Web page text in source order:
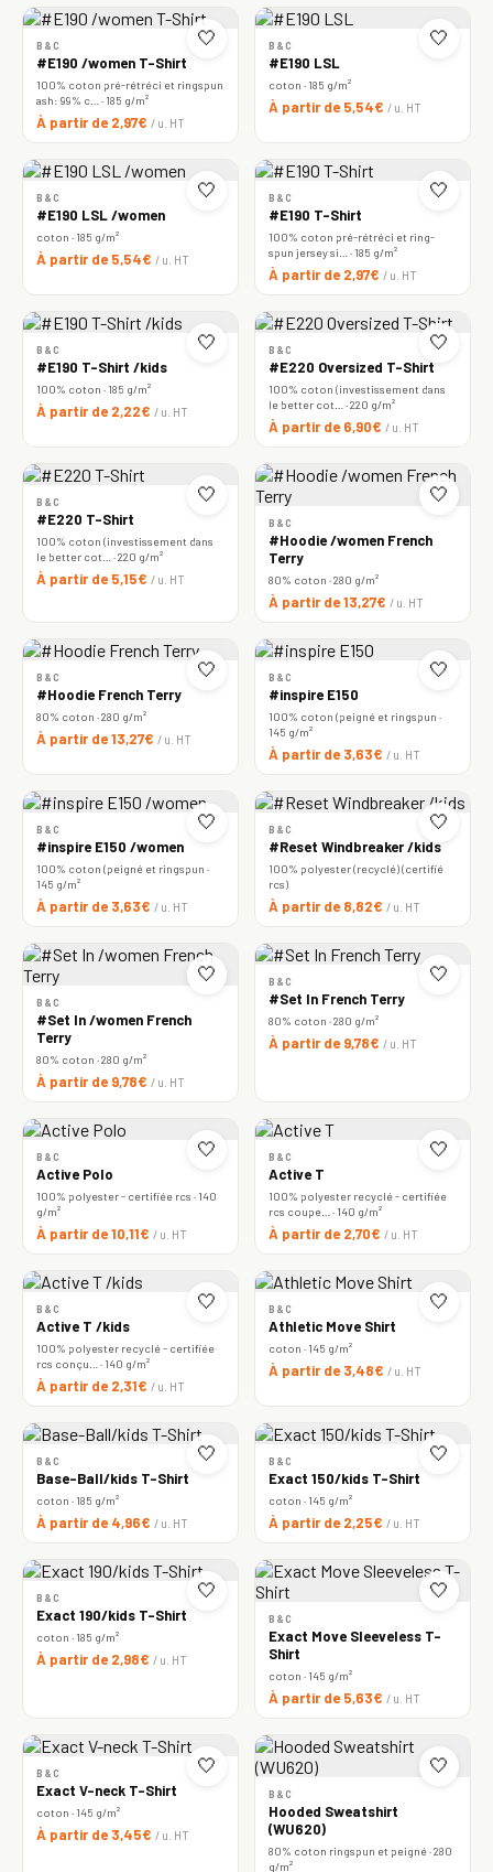
🤍
B&C
#E190 /women T-Shirt
100% coton pré-rétréci et ringspun
ash: 99% c… · 185 g/m²
À partir de 2,97€ / u. HT
🤍
B&C
#E190 LSL
coton · 185 g/m²
À partir de 5,54€ / u. HT
🤍
B&C
#E190 LSL /women
coton · 185 g/m²
À partir de 5,54€ / u. HT
🤍
B&C
#E190 T-Shirt
100% coton pré-rétréci et ring-
spun jersey si… · 185 g/m²
À partir de 2,97€ / u. HT
🤍
B&C
#E190 T-Shirt /kids
100% coton · 185 g/m²
À partir de 2,22€ / u. HT
🤍
B&C
#E220 Oversized T-Shirt
100% coton (investissement dans
le better cot… · 220 g/m²
À partir de 6,90€ / u. HT
🤍
B&C
#E220 T-Shirt
100% coton (investissement dans
le better cot… · 220 g/m²
À partir de 5,15€ / u. HT
🤍
B&C
#Hoodie /women French
Terry
80% coton · 280 g/m²
À partir de 13,27€ / u. HT
🤍
B&C
#Hoodie French Terry
80% coton · 280 g/m²
À partir de 13,27€ / u. HT
🤍
B&C
#inspire E150
100% coton (peigné et ringspun ·
145 g/m²
À partir de 3,63€ / u. HT
🤍
B&C
#inspire E150 /women
100% coton (peigné et ringspun ·
145 g/m²
À partir de 3,63€ / u. HT
🤍
B&C
#Reset Windbreaker /kids
100% polyester (recyclé) (certifié
rcs)
À partir de 8,82€ / u. HT
🤍
B&C
#Set In /women French
Terry
80% coton · 280 g/m²
À partir de 9,78€ / u. HT
🤍
B&C
#Set In French Terry
80% coton · 280 g/m²
À partir de 9,78€ / u. HT
🤍
B&C
Active Polo
100% polyester - certifiée rcs · 140
g/m²
À partir de 10,11€ / u. HT
🤍
B&C
Active T
100% polyester recyclé - certifiée
rcs coupe… · 140 g/m²
À partir de 2,70€ / u. HT
🤍
B&C
Active T /kids
100% polyester recyclé - certifiée
rcs conçu… · 140 g/m²
À partir de 2,31€ / u. HT
🤍
B&C
Athletic Move Shirt
coton · 145 g/m²
À partir de 3,48€ / u. HT
🤍
B&C
Base-Ball/kids T-Shirt
coton · 185 g/m²
À partir de 4,96€ / u. HT
🤍
B&C
Exact 150/kids T-Shirt
coton · 145 g/m²
À partir de 2,25€ / u. HT
🤍
B&C
Exact 190/kids T-Shirt
coton · 185 g/m²
À partir de 2,98€ / u. HT
🤍
B&C
Exact Move Sleeveless T-
Shirt
coton · 145 g/m²
À partir de 5,63€ / u. HT
🤍
B&C
Exact V-neck T-Shirt
coton · 145 g/m²
À partir de 3,45€ / u. HT
🤍
B&C
Hooded Sweatshirt
(WU620)
80% coton ringspun et peigné · 280
g/m²